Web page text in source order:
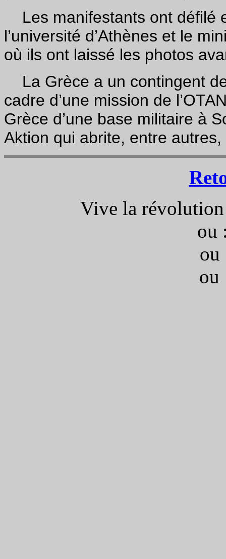
Les manifestants ont défilé
l’université d’Athènes et le
où ils ont laissé les photos
La Grèce a un contingent
cadre d’une mission de
Grèce d’une base militaire à
Aktion qui abrite, entre
Vive la
ou
ou
ou